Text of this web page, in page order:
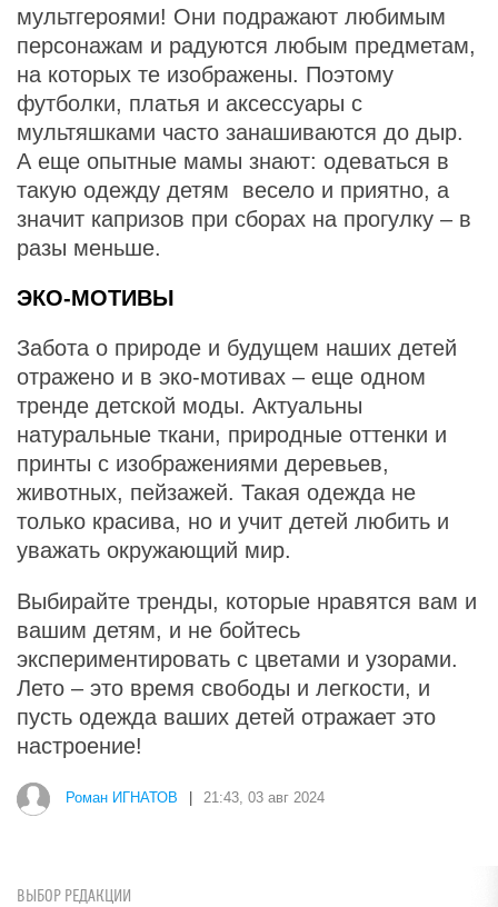
мультгероями! Они подражают любимым
персонажам и радуются любым предметам,
на которых те изображены. Поэтому
футболки, платья и аксессуары с
мультяшками часто занашиваются до дыр.
А еще опытные мамы знают: одеваться в
такую одежду детям весело и приятно, а
значит капризов при сборах на прогулку – в
разы меньше.
ЭКО-МОТИВЫ
Забота о природе и будущем наших детей
отражено и в эко-мотивах – еще одном
тренде детской моды. Актуальны
натуральные ткани, природные оттенки и
принты с изображениями деревьев,
животных, пейзажей. Такая одежда не
только красива, но и учит детей любить и
уважать окружающий мир.
Выбирайте тренды, которые нравятся вам и
вашим детям, и не бойтесь
экспериментировать с цветами и узорами.
Лето – это время свободы и легкости, и
пусть одежда ваших детей отражает это
настроение!
Роман ИГНАТОВ 21:43, 03 авг 2024
ВЫБОР РЕДАКЦИИ